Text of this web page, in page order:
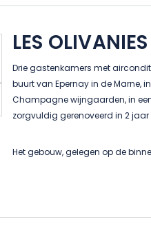
LES OLIVANIES
Drie gastenkamers met
buurt van Epernay in de Marne,
Champagne wijngaarden, in
zorgvuldig gerenoveerd in 2 jaar
Het gebouw, gelegen op de
van de eigenaren, werd
Een weekendje Champagne?